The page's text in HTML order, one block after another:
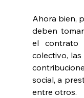
Ahora bien,
deben
el contrato
colectivo,
social, a
entre otros.